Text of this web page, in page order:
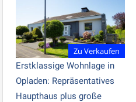
Zu Verkaufen
Erstklassige Wohnlage in
Opladen: Repräsentatives
Haupthaus plus große